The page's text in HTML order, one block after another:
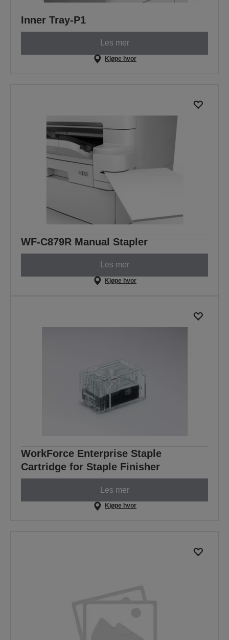
Inner Tray-P1
Les mer
Kjøpe hvor
WF-C879R Manual Stapler
Les mer
Kjøpe hvor
WorkForce Enterprise Staple
Cartridge for Staple Finisher
Les mer
Kjøpe hvor